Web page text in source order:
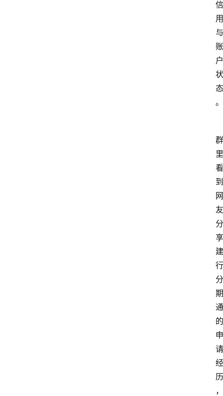
信
用
与
账
户
状
态
。
群
里
看
到
网
友
分
享
建
行
分
期
通
的
申
请
经
历
，